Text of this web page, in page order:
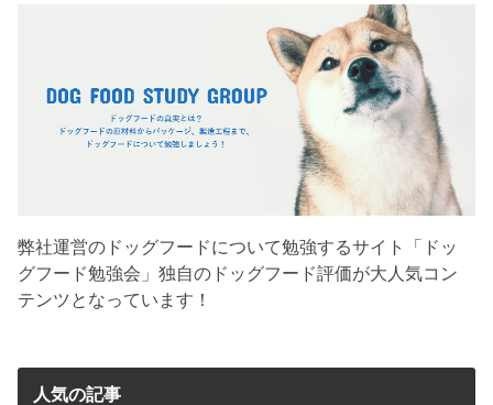
弊社運営のドッグフードについて勉強するサイト「ドッ
グフード勉強会」独自のドッグフード評価が大人気コン
テンツとなっています！
人気の記事